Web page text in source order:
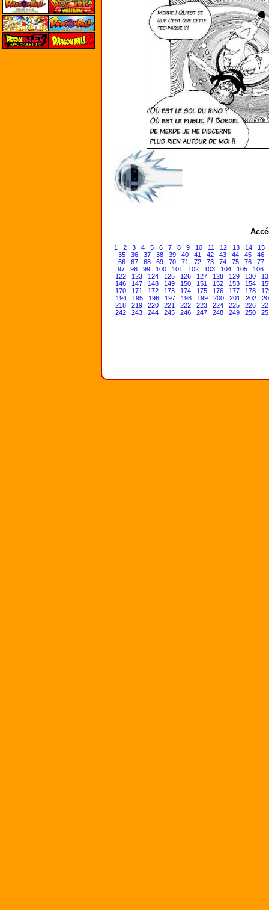
1 2 3 4 5 6 7 8 9 10 11 12 13 14
15
35
36 37 38 39 40 41 42 43 44 45
46
66
67 68 69 70 71 72 73 74 75 76
77
97
98 99 100 101 102 103 104 105
106
122
123 124 125 126 127 128 129 130
146
147 148 149 150 151 152 153 154
170
171 172 173 174 175 176 177 178
194
195 196 197 198 199 200 201 202
218
219 220 221 222 223 224 225 226
242
243 244 245 246 247 248 249 250